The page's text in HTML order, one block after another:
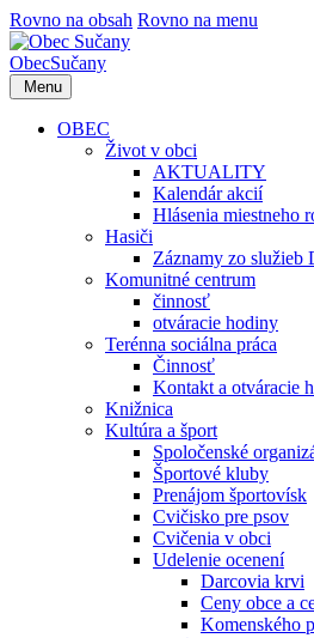
Rovno na obsah Rovno na menu
ObecSučany
Menu
OBEC
Život v obci
AKTUALITY
Kalendár akcií
Hlásenia miestneho
Hasiči
Záznamy zo služieb
Komunitné centrum
činnosť
otváracie hodiny
Terénna sociálna práca
Činnosť
Kontakt a otváracie
Knižnica
Kultúra a šport
Spoločenské
Športové kluby
Prenájom športovísk
Cvičisko pre psov
Cvičenia v obci
Udelenie ocenení
Darcovia krvi
Ceny obce a
Komenského